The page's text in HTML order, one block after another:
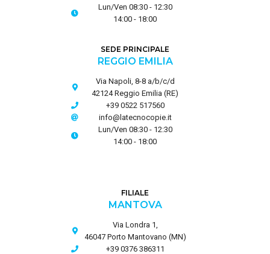
Lun/Ven 08:30 - 12:30
14:00 - 18:00
SEDE PRINCIPALE
REGGIO EMILIA
Via Napoli, 8-8 a/b/c/d
42124 Reggio Emilia (RE)
+39 0522 517560
info@latecnocopie.it
Lun/Ven 08:30 - 12:30
14:00 - 18:00
FILIALE
MANTOVA
Via Londra 1,
46047 Porto Mantovano (MN)
+39 0376 386311